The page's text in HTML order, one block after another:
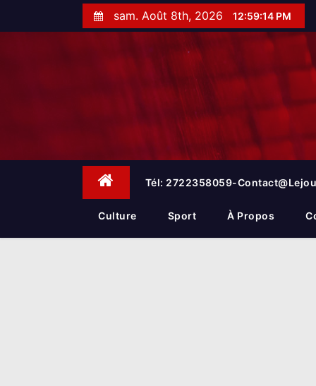
t
sam. Août 8th, 2026 12:59:15 PM
Tél: 2722358059-
Culture Sport À Propos